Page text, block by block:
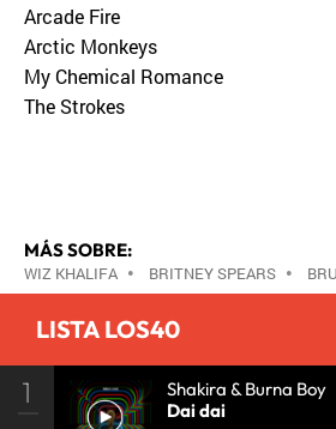
Arcade Fire
Arctic Monkeys
My Chemical Romance
The Strokes
MÁS SOBRE:
WIZ KHALIFA • BRITNEY SPEARS •
WAYNE• EMINEM•
DAVID GUETTA• SNOOP DOGG• KATY
COLDPLAY•
LISTA LOS40
1
Shakira & Burna Boy
Dai dai